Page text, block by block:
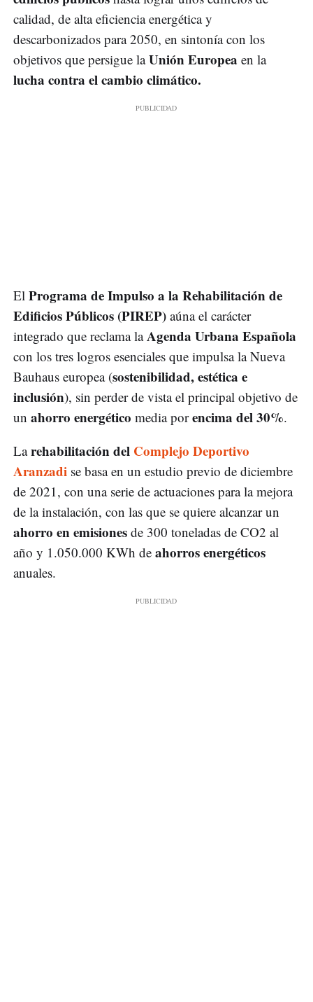
calidad, de alta eficiencia energética y
descarbonizados para 2050, en sintonía con los
objetivos que persigue laUnión Europea en la
lucha contra el cambio climático.
El Programa de Impulso a la Rehabilitación de
Edificios Públicos (PIREP) aúna el carácter
integrado que reclama laAgenda Urbana Española
con los tres logros esenciales que impulsa la Nueva
Bauhaus europea (sostenibilidad, estética e
inclusión), sin perder de vista el principal objetivo de
un ahorro energético media porencima del 30%.
Larehabilitación del Complejo Deportivo
Aranzadi se basa en un estudio previo de diciembre
de 2021, con una serie de actuaciones para la mejora
de la instalación, con las que se quiere alcanzar un
ahorro en emisiones de 300 toneladas de CO2 al
año y 1.050.000 KWh de ahorros energéticos
anuales.